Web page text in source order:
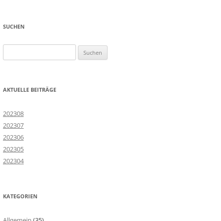
SUCHEN
nach:
AKTUELLE BEITRÄGE
202308
202307
202306
202305
202304
KATEGORIEN